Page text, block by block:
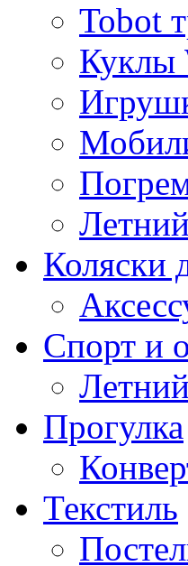
Tobot
Куклы
Коляски
Спорт и
Прогулка
Текстиль